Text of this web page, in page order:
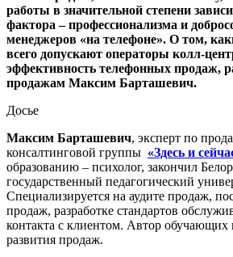
работы в значительной степени
фактора – профессионализма и
менеджеров «на телефоне». О том,
всего допускают операторы колл-
эффективность телефонных продаж,
продажам Максим Барташевич.
Досье
Максим Барташевич, эксперт по
консалтинговой группы «Здесь и
образованию – психолог, закончил
государственный педагогический
Специализируется на аудите продаж,
продаж, разработке стандартов
контакта с клиентом. Автор обучающих
развития продаж.